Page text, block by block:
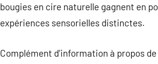
bougies en cire naturelle gagnent en
expériences sensorielles distinctes.
Complément d’information à propos de